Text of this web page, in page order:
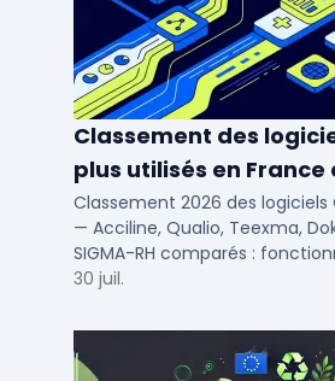
Classement des
plus utilisés en France
Classement 2026 des logiciels
— Acciline, Qualio, Teexma,
SIGMA-RH comparés :
déploiement SaaS pour PME et
30 juil.